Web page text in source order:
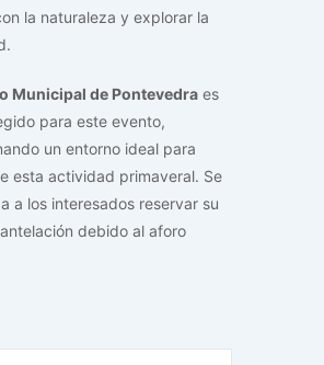
la naturaleza y explorar la
Municipal de Pontevedra es
para este evento,
un entorno ideal para
esta actividad primaveral. Se
a los interesados reservar su
debido al aforo